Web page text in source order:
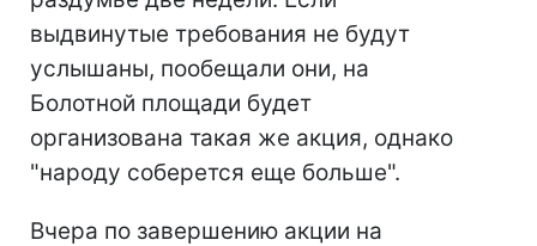
выдвинутые требования не будут
услышаны, пообещали они, на
Болотной площади будет
организована такая же акция, однако
"народу соберется еще больше".
Вчера по завершению акции на